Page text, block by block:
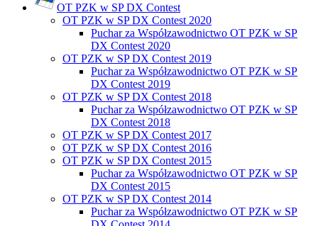
OT PZK w SP DX Contest
OT PZK w SP DX Contest 2020
Puchar za Współzawodnictwo OT PZK w SP
DX Contest 2020
OT PZK w SP DX Contest 2019
Puchar za Współzawodnictwo OT PZK w SP
DX Contest 2019
OT PZK w SP DX Contest 2018
Puchar za Współzawodnictwo OT PZK w SP
DX Contest 2018
OT PZK w SP DX Contest 2017
OT PZK w SP DX Contest 2016
OT PZK w SP DX Contest 2015
Puchar za Współzawodnictwo OT PZK w SP
DX Contest 2015
OT PZK w SP DX Contest 2014
Puchar za Współzawodnictwo OT PZK w SP